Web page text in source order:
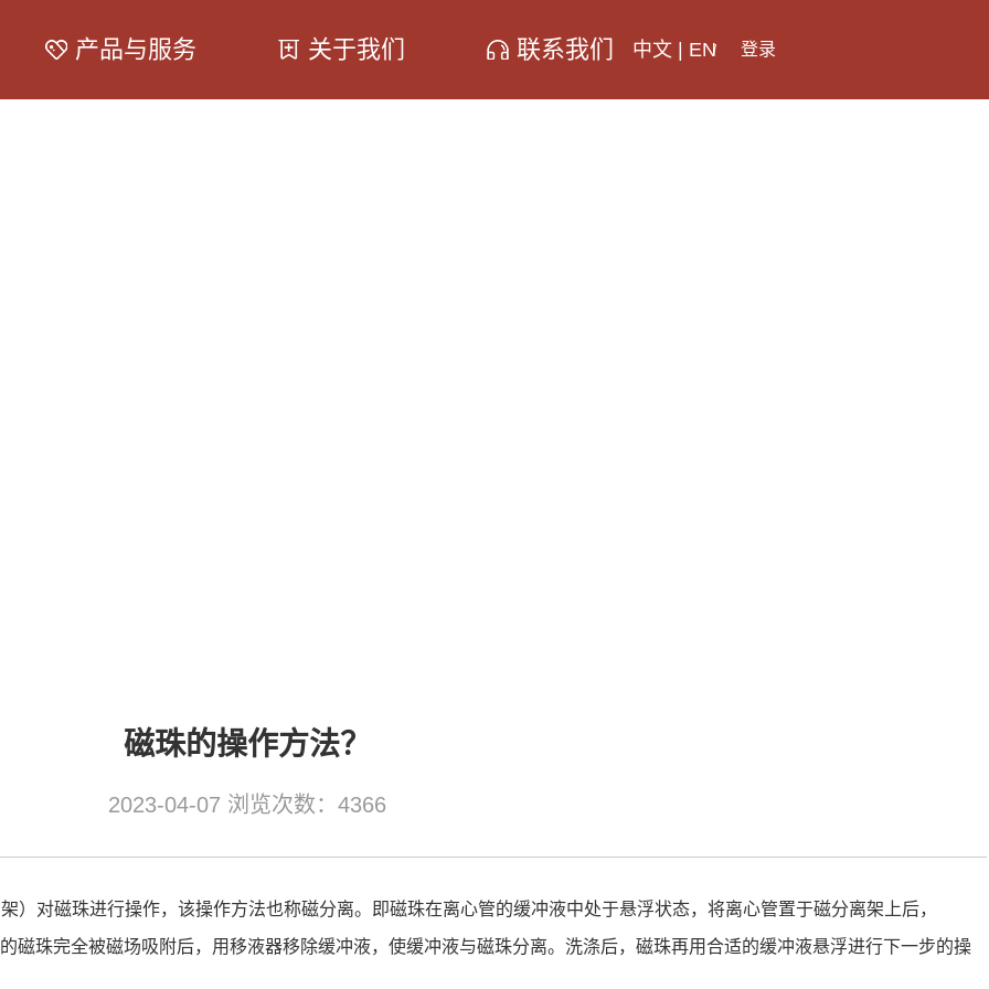
产品与服务 关于我们 联系我们 中文 EN 登录
磁珠的操作方法？
2023-04-07 浏览次数：4366
）对磁珠进行操作，该操作方法也称磁分离。即磁珠在离心管的缓冲液中处于悬浮状态，将离心管置于磁分离架上后，
珠完全被磁场吸附后，用移液器移除缓冲液，使缓冲液与磁珠分离。洗涤后，磁珠再用合适的缓冲液悬浮进行下一步的操